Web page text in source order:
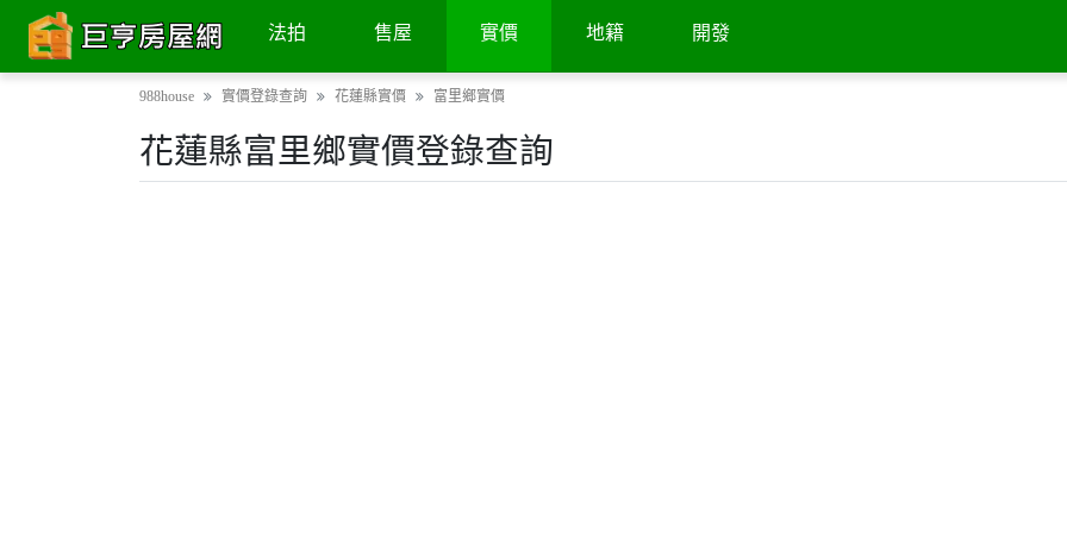
法拍 售屋 實價 地籍 開發
988house 實價登錄查詢 花蓮縣實價 富里鄉實價
花蓮縣富里鄉實價登錄查詢